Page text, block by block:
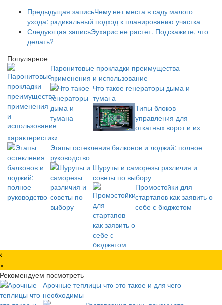
Предыдущая записьЧему нет места в саду малого
ухода: радикальный подход к планированию участка
Следующая записьЭухарис не растет. Подскажите, что
делать?
Популярное
Паронитовые прокладки преимущества
применения и использование
Что такое генераторы дыма и
тумана
Типы блоков
управления для
откатных ворот и их
характеристики
Этапы остекления балконов и лоджий: полное
руководство
Шурупы и саморезы различия и
советы по выбору
Промостойки для
стартапов как заявить о
себе с бюджетом
×
Рекомендуем посмотреть
Арочные теплицы что это такое и для чего
необходимы